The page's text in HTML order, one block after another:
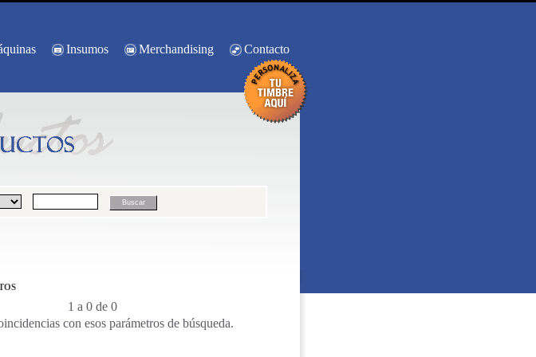
Insumos Merchandising Contacto
1 a 0 de 0
con esos parámetros de búsqueda.